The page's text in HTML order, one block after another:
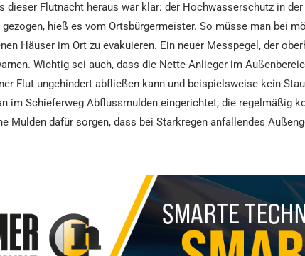
dieser Flutnacht heraus war klar: der Hochwasserschutz in
gezogen, hieß es vom Ortsbürgermeister. So müsse man bei
Häuser im Ort zu evakuieren. Ein neuer Messpegel, der
Wichtig sei auch, dass die Nette-Anlieger im
Flut ungehindert abfließen kann und beispielsweise kein
im Schieferweg Abflussmulden eingerichtet, die regelmäßig
Mulden dafür sorgen, dass bei Starkregen anfallendes